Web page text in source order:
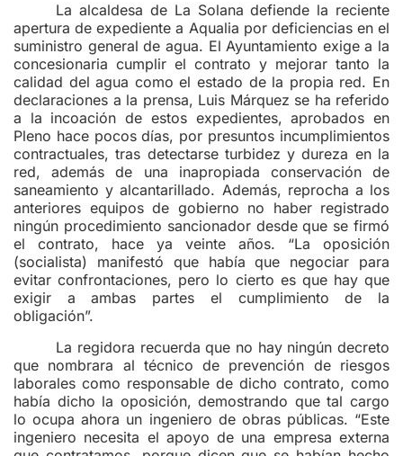
La alcaldesa de La Solana defiende la reciente
apertura de expediente a Aqualia por deficiencias en el
suministro general de agua. El Ayuntamiento exige a la
concesionaria cumplir el contrato y mejorar tanto la
calidad del agua como el estado de la propia red. En
declaraciones a la prensa, Luis Márquez se ha referido
a la incoación de estos expedientes, aprobados en
Pleno hace pocos días, por presuntos incumplimientos
contractuales, tras detectarse turbidez y dureza en la
red, además de una inapropiada conservación de
saneamiento y alcantarillado. Además, reprocha a los
anteriores equipos de gobierno no haber registrado
ningún procedimiento sancionador desde que se firmó
el contrato, hace ya veinte años. “La oposición
(socialista) manifestó que había que negociar para
evitar confrontaciones, pero lo cierto es que hay que
exigir a ambas partes el cumplimiento de la
obligación”.
La regidora recuerda que no hay ningún decreto
que nombrara al técnico de prevención de riesgos
laborales como responsable de dicho contrato, como
había dicho la oposición, demostrando que tal cargo
lo ocupa ahora un ingeniero de obras públicas. “Este
ingeniero necesita el apoyo de una empresa externa